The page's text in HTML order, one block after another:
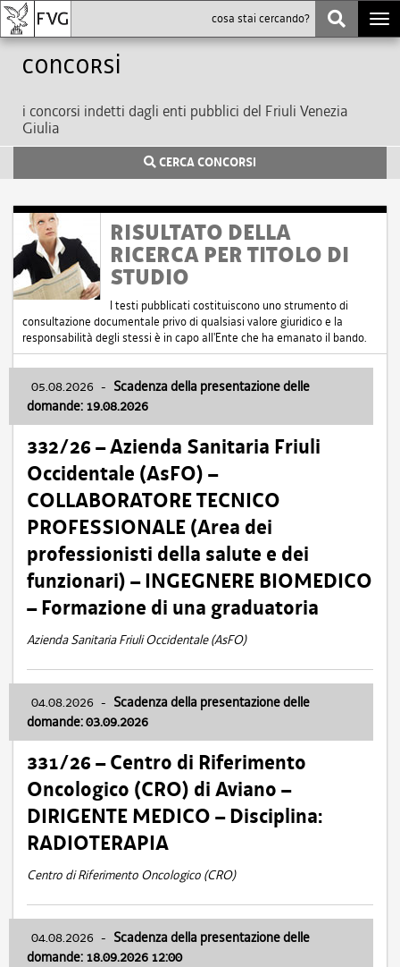
Concorsi
i concorsi indetti dagli enti pubblici del Friuli Venezia
Giulia
CERCA CONCORSI
RISULTATO DELLA
RICERCA PER TITOLO DI
STUDIO
I testi pubblicati costituiscono uno strumento di
consultazione documentale privo di qualsiasi valore giuridico e la
responsabilità degli stessi è in capo all'Ente che ha emanato il bando.
05.08.2026 - Scadenza della presentazione delle
domande: 19.08.2026
332/26 – Azienda Sanitaria Friuli
Occidentale (AsFO) –
COLLABORATORE TECNICO
PROFESSIONALE (Area dei
professionisti della salute e dei
funzionari) – INGEGNERE BIOMEDICO
– Formazione di una graduatoria
Azienda Sanitaria Friuli Occidentale (AsFO)
04.08.2026 - Scadenza della presentazione delle
domande: 03.09.2026
331/26 – Centro di Riferimento
Oncologico (CRO) di Aviano –
DIRIGENTE MEDICO – Disciplina:
RADIOTERAPIA
Centro di Riferimento Oncologico (CRO)
04.08.2026 - Scadenza della presentazione delle
domande: 18.09.2026 12:00